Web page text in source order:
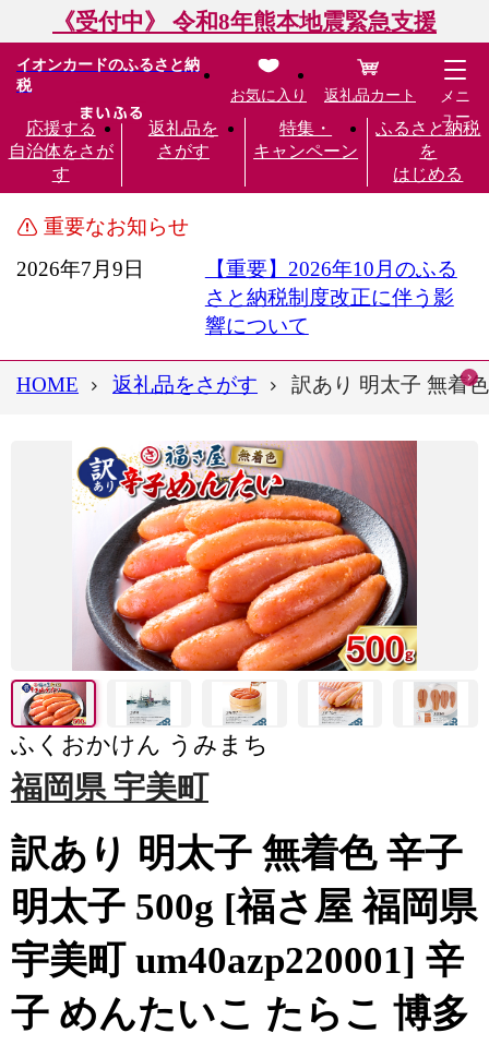
《受付中》 令和8年熊本地震緊急支援
イオンカードのふるさと納
税
応援する
自治体をさが
す
返礼品を
さがす
特集・
キャンペーン
ふるさと納税
を
はじめる
お気に入り 返礼品カート
メニ
ュー
重要なお知らせ
2026年7月9日
【重要】2026年10月のふる
さと納税制度改正に伴う影
響について
HOME 返礼品をさがす 訳あり 明太子 無着
ふくおかけん うみまち
福岡県 宇美町
訳あり 明太子 無着色 辛子
明太子 500g [福さ屋 福岡県
宇美町 um40azp220001] 辛
子 めんたいこ たらこ 博多